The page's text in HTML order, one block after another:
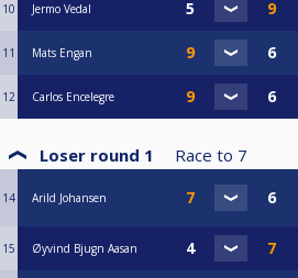
10 Jermo Vedal
11 Mats Engan
12 Carlos Encelegre
Loser round 1 Race to 7
14 Arild Johansen
15 Øyvind Bjugn Aasan